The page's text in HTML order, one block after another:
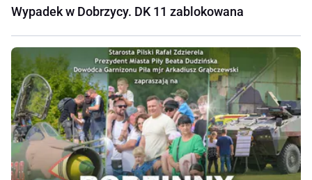
Wypadek w Dobrzycy. DK 11 zablokowana